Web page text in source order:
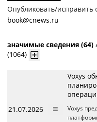
Опубликовать/
book@cnews.ru
значимые сведения (64)
(1064)
21.07.2026
Voxys
Voxys